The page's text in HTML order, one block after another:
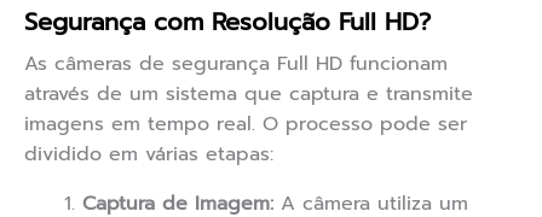
Segurança com Resolução Full HD?
As câmeras de segurança Full HD funcionam
através de um sistema que captura e transmite
imagens em tempo real. O processo pode ser
dividido em várias etapas:
Captura de Imagem: A câmera utiliza um